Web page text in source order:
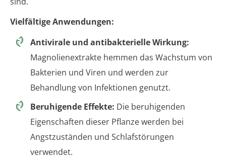
Vielfältige Anwendungen:
Antivirale und antibakterielle Wirkung:
Magnolienextrakte hemmen das Wachstum von
Bakterien und Viren und werden zur
Behandlung von Infektionen genutzt.
Beruhigende Effekte: Die beruhigenden
Eigenschaften dieser Pflanze werden bei
Angstzuständen und Schlafstörungen
verwendet.